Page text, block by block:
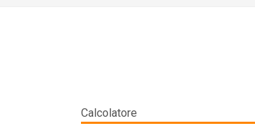
Calcolatore